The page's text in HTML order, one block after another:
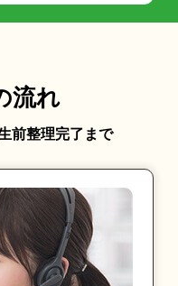
流れ
前整理完了まで